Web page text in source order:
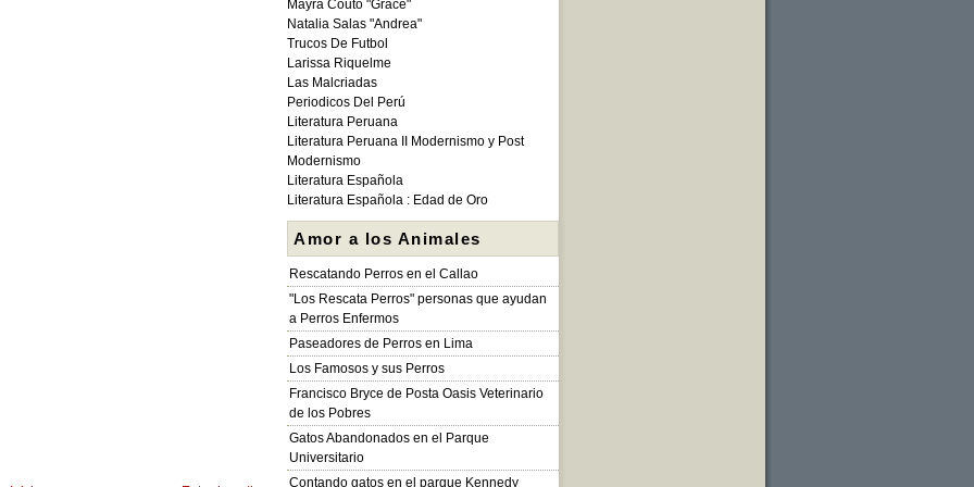
Mayra Couto "Grace"
Natalia Salas "Andrea"
Trucos De Futbol
Larissa Riquelme
Las Malcriadas
Periodicos Del Perú
Literatura Peruana
Literatura Peruana II Modernismo y Post
Modernismo
Literatura Española
Literatura Española : Edad de Oro
Amor a los Animales
Rescatando Perros en el Callao
"Los Rescata Perros" personas que ayudan
a Perros Enfermos
Paseadores de Perros en Lima
Los Famosos y sus Perros
Francisco Bryce de Posta Oasis Veterinario
de los Pobres
Gatos Abandonados en el Parque
Universitario
Contando gatos en el parque Kennedy